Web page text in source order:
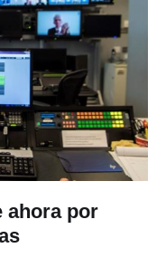
ahora por